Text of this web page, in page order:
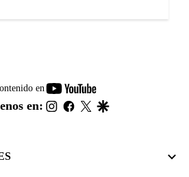
en
youtube-
footer
en: instagram
facebook
twitter